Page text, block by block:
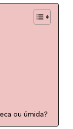
ou úmida?